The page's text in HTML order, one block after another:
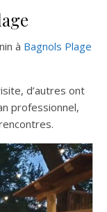
à Bagnols Plage
d’autres ont
professionnel,